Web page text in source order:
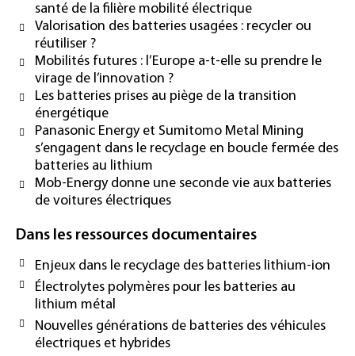
santé de la filière mobilité électrique
Valorisation des batteries usagées : recycler ou
réutiliser ?
Mobilités futures : l’Europe a-t-elle su prendre le
virage de l’innovation ?
Les batteries prises au piège de la transition
énergétique
Panasonic Energy et Sumitomo Metal Mining
s’engagent dans le recyclage en boucle fermée des
batteries au lithium
Mob-Energy donne une seconde vie aux batteries
de voitures électriques
Dans les ressources documentaires
Enjeux dans le recyclage des batteries lithium-ion
Électrolytes polymères pour les batteries au
lithium métal
Nouvelles générations de batteries des véhicules
électriques et hybrides